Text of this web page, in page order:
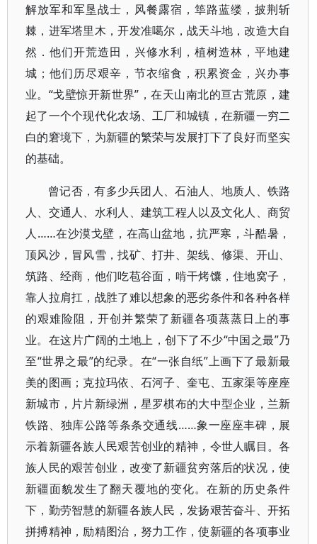
解放军和军垦战士，风餐露宿，筚路蓝缕，披荆斩
棘，进军塔里木，开发准噶尔，战天斗地，改造大自
然．他们开荒造田，兴修水利，植树造林，平地建
城；他们历尽艰辛，节衣缩食，积累资金，兴办事
业。“戈壁惊开新世界”，在天山南北的亘古荒原，建
起了一个个现代化农场、工厂和城镇，在新疆一穷二
白的窘境下，为新疆的繁荣与发展打下了良好而坚实
的基础。
曾记否，有多少兵团人、石油人、地质人、铁路
人、交通人、水利人、建筑工程人以及文化人、商贸
人……在沙漠戈壁，在高山盆地，抗严寒，斗酷暑，
顶风沙，冒风雪，找矿、打井、架线、修渠、开山、
筑路、经商，他们吃苞谷面，啃干烤馕，住地窝子，
靠人拉肩扛，战胜了难以想象的恶劣条件和各种各样
的艰难险阻，开创并繁荣了新疆各项蒸蒸日上的事
业。在这片广阔的土地上，创下了不少“中国之最”乃
至“世界之最”的纪录。在“一张自纸”上画下了最新最
美的图画；克拉玛依、石河子、奎屯、五家渠等座座
新城市，片片新绿洲，星罗棋布的大中型企业，兰新
铁路、独库公路等条条交通线……象一座座丰碑，展
示着新疆各族人民艰苦创业的精神，令世人瞩目。各
族人民的艰苦创业，改变了新疆贫穷落后的状况，使
新疆面貌发生了翻天覆地的变化。在新的历史条件
下，勤劳智慧的新疆各族人民，发扬艰苦奋斗、开拓
拼搏精神，励精图治，努力工作，使新疆的各项事业